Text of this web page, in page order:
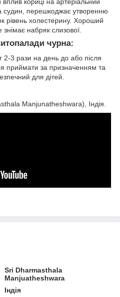
судин, перешкоджає утворенню
рівень холестерину. Хороший
знімає набряк слизової.
чурна:
3 рази на день до або після
приймати за призначенням та
для дітей.
Manjunatheshwara), Індія.
Sri Dharmasthala
Manjuatheshwara
Індія